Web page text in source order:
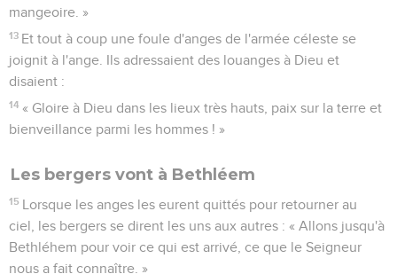
mangeoire. »
13 Et tout à coup une foule d'anges de l'armée céleste se
joignit à l'ange. Ils adressaient des louanges à Dieu et
disaient :
14 « Gloire à Dieu dans les lieux très hauts, paix sur la terre et
bienveillance parmi les hommes ! »
Les bergers vont à Bethléem
15 Lorsque les anges les eurent quittés pour retourner au
ciel, les bergers se dirent les uns aux autres : « Allons jusqu'à
Bethléhem pour voir ce qui est arrivé, ce que le Seigneur
nous a fait connaître. »